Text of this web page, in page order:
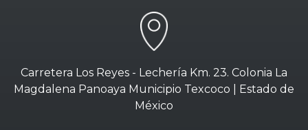
Carretera Los Reyes - Lechería Km. 23. Colonia La
Magdalena Panoaya Municipio Texcoco | Estado de
México